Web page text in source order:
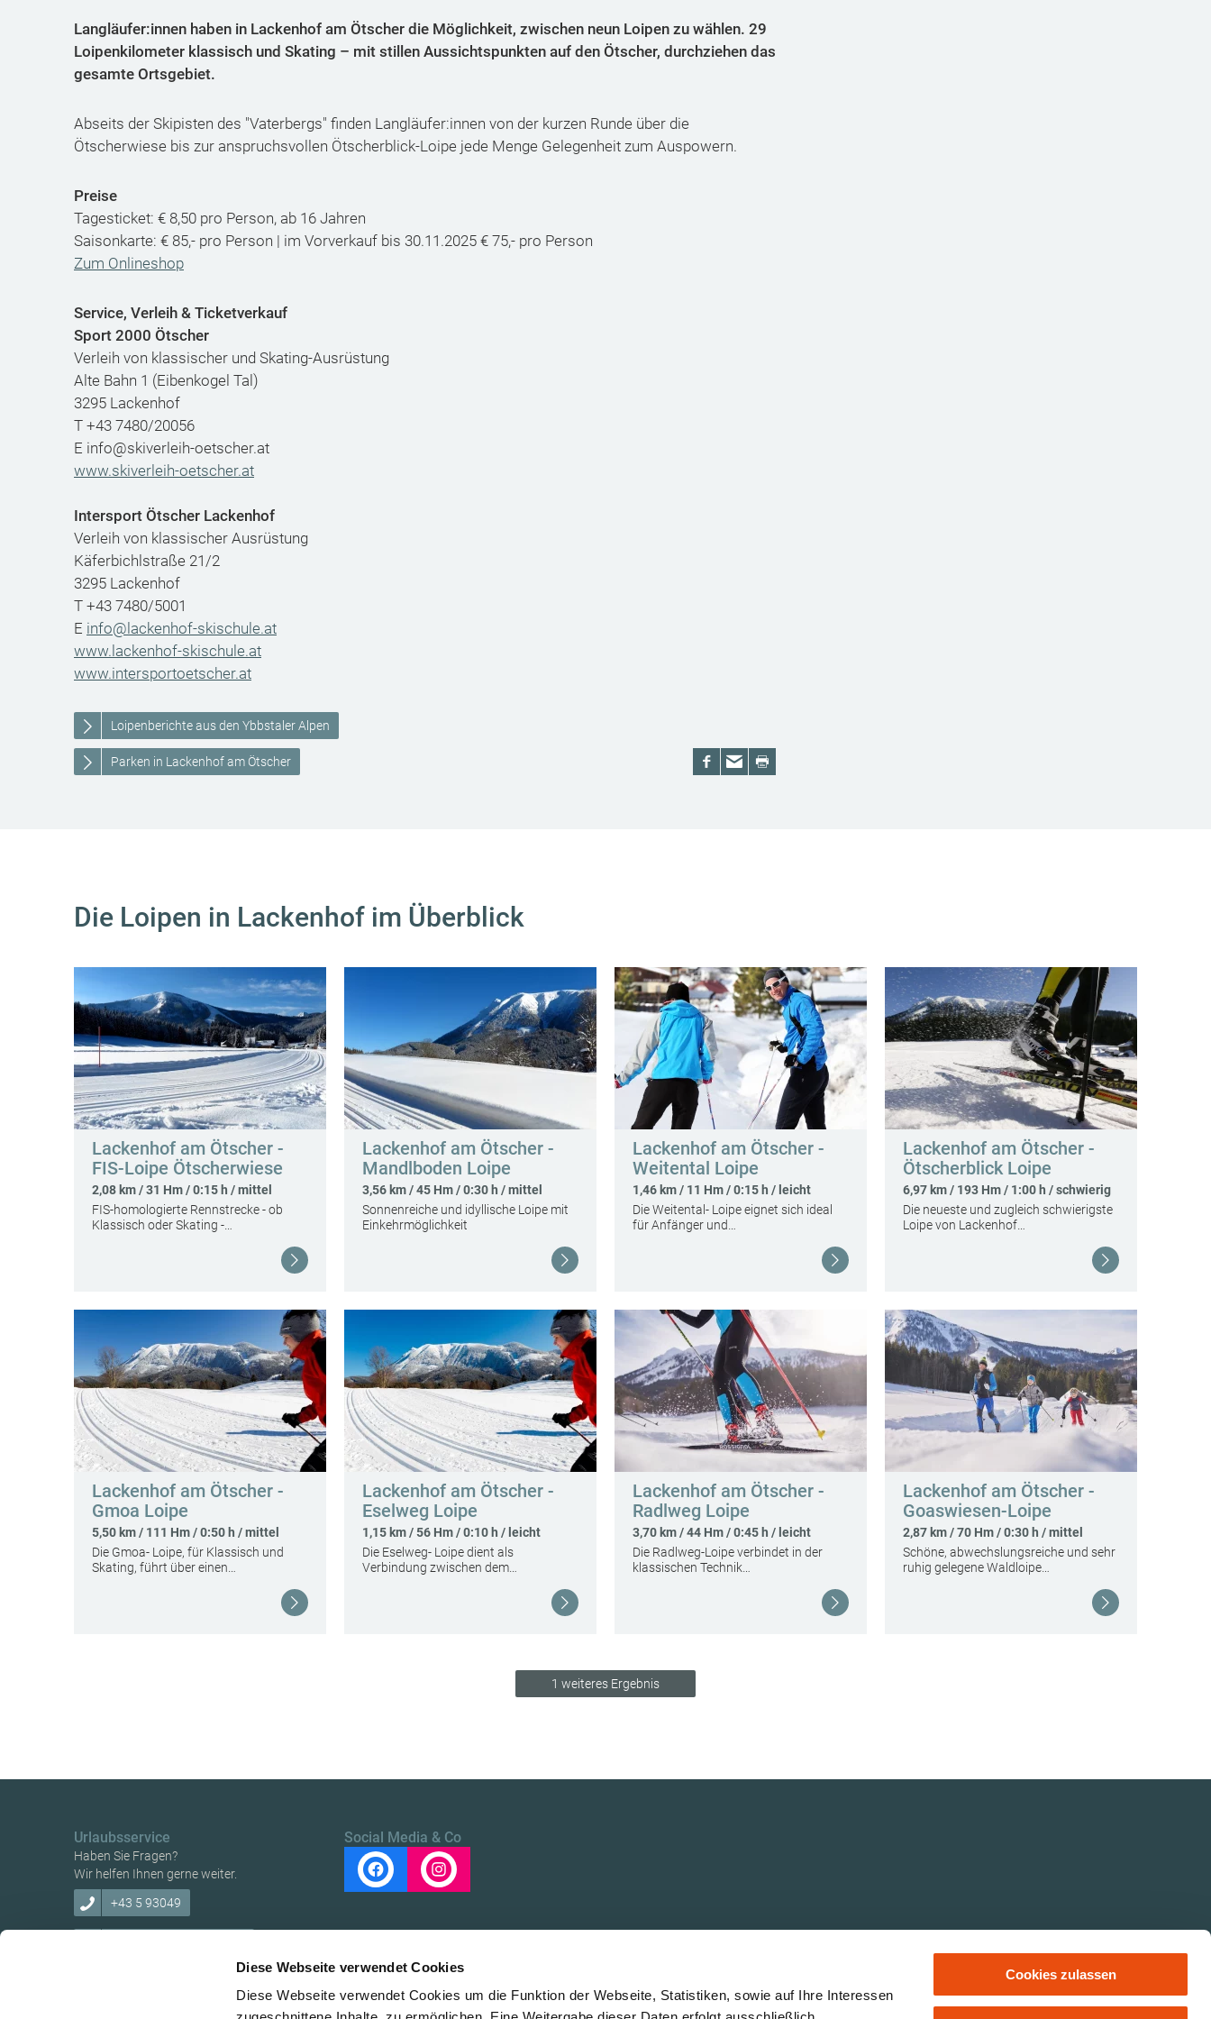
Diese Webseite verwendet Cookies
Diese Webseite verwendet Cookies um die Funktion der Webseite, Statistiken, sowie auf Ihre Interessen
Cookies zulassen
Langläufer:innen haben in Lackenhof am Ötscher die Möglichkeit, zwischen neun Loipen zu wählen. 29
Loipenkilometer klassisch und Skating – mit stillen Aussichtspunkten auf den Ötscher, durchziehen das
gesamte Ortsgebiet.
Abseits der Skipisten des "Vaterbergs" finden Langläufer:innen von der kurzen Runde über die
Ötscherwiese bis zur anspruchsvollen Ötscherblick-Loipe jede Menge Gelegenheit zum Auspowern.
Preise
Tagesticket: € 8,50 pro Person, ab 16 Jahren
Saisonkarte: € 85,- pro Person | im Vorverkauf bis 30.11.2025 € 75,- pro Person
Zum Onlineshop
Service, Verleih & Ticketverkauf
Sport 2000 Ötscher
Verleih von klassischer und Skating-Ausrüstung
Alte Bahn 1 (Eibenkogel Tal)
3295 Lackenhof
T +43 7480/20056
E info@skiverleih-oetscher.at
www.skiverleih-oetscher.at
Intersport Ötscher Lackenhof
Verleih von klassischer Ausrüstung
Käferbichlstraße 21/2
3295 Lackenhof
T +43 7480/5001
E info@lackenhof-skischule.at
www.lackenhof-skischule.at
www.intersportoetscher.at
Loipenberichte aus den Ybbstaler Alpen
Parken in Lackenhof am Ötscher
Die Loipen in Lackenhof im Überblick
Lackenhof am Ötscher -
FIS-Loipe Ötscherwiese
2,08 km / 31 Hm / 0:15 h / mittel
FIS-homologierte Rennstrecke - ob
Klassisch oder Skating -…
Lackenhof am Ötscher -
Mandlboden Loipe
3,56 km / 45 Hm / 0:30 h / mittel
Sonnenreiche und idyllische Loipe mit
Einkehrmöglichkeit
Lackenhof am Ötscher -
Weitental Loipe
1,46 km / 11 Hm / 0:15 h / leicht
Die Weitental- Loipe eignet sich ideal
für Anfänger und…
Lackenhof am Ötscher -
Ötscherblick Loipe
6,97 km / 193 Hm / 1:00 h / schwierig
Die neueste und zugleich schwierigste
Loipe von Lackenhof…
Lackenhof am Ötscher -
Gmoa Loipe
5,50 km / 111 Hm / 0:50 h / mittel
Die Gmoa- Loipe, für Klassisch und
Skating, führt über einen…
Lackenhof am Ötscher -
Eselweg Loipe
1,15 km / 56 Hm / 0:10 h / leicht
Die Eselweg- Loipe dient als
Verbindung zwischen dem…
Lackenhof am Ötscher -
Radlweg Loipe
3,70 km / 44 Hm / 0:45 h / leicht
Die Radlweg-Loipe verbindet in der
klassischen Technik…
Lackenhof am Ötscher -
Goaswiesen-Loipe
2,87 km / 70 Hm / 0:30 h / mittel
Schöne, abwechslungsreiche und sehr
ruhig gelegene Waldloipe…
1 weiteres Ergebnis
Urlaubsservice
Haben Sie Fragen?
Wir helfen Ihnen gerne weiter.
+43 5 93049
Social Media & Co